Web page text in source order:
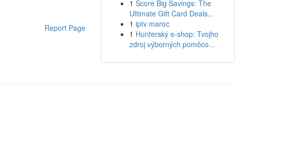
Report Page
1 Score Big Savings: The
Ultimate Gift Card Deals...
1 iptv maroc
1 Hunterský e-shop: Tvojho
zdroj výborných pomôco...